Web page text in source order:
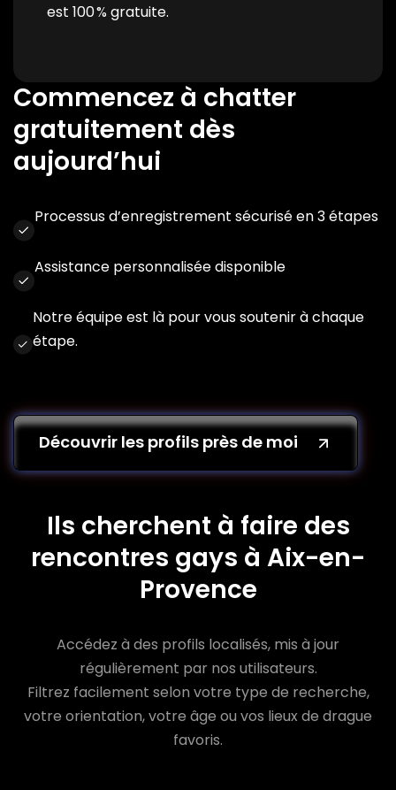
est 100 % gratuite.
Commencez à chatter
gratuitement dès
aujourd’hui
Processus d’enregistrement sécurisé en 3 étapes
Assistance personnalisée disponible
Notre équipe est là pour vous soutenir à chaque
étape.
Découvrir les profils près de moi
Ils cherchent à faire des
rencontres gays à Aix-en-
Provence
Accédez à des profils localisés, mis à jour
régulièrement par nos utilisateurs.
Filtrez facilement selon votre type de recherche,
votre orientation, votre âge ou vos lieux de drague
favoris.